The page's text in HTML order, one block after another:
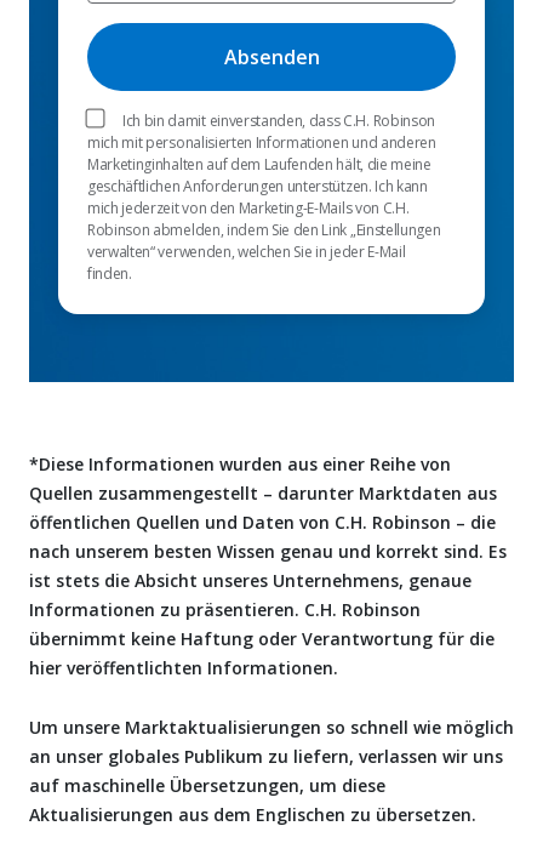
Ich bin damit einverstanden, dass C.H. Robinson
mich mit personalisierten Informationen und anderen
Marketinginhalten auf dem Laufenden hält, die meine
geschäftlichen Anforderungen unterstützen. Ich kann
mich jederzeit von den Marketing-E-Mails von C.H.
Robinson abmelden, indem Sie den Link „Einstellungen
verwalten“ verwenden, welchen Sie in jeder E-Mail
finden.
*Diese Informationen wurden aus einer Reihe von
Quellen zusammengestellt – darunter Marktdaten aus
öffentlichen Quellen und Daten von C.H. Robinson – die
nach unserem besten Wissen genau und korrekt sind. Es
ist stets die Absicht unseres Unternehmens, genaue
Informationen zu präsentieren. C.H. Robinson
übernimmt keine Haftung oder Verantwortung für die
hier veröffentlichten Informationen.
Um unsere Marktaktualisierungen so schnell wie möglich
an unser globales Publikum zu liefern, verlassen wir uns
auf maschinelle Übersetzungen, um diese
Aktualisierungen aus dem Englischen zu übersetzen.